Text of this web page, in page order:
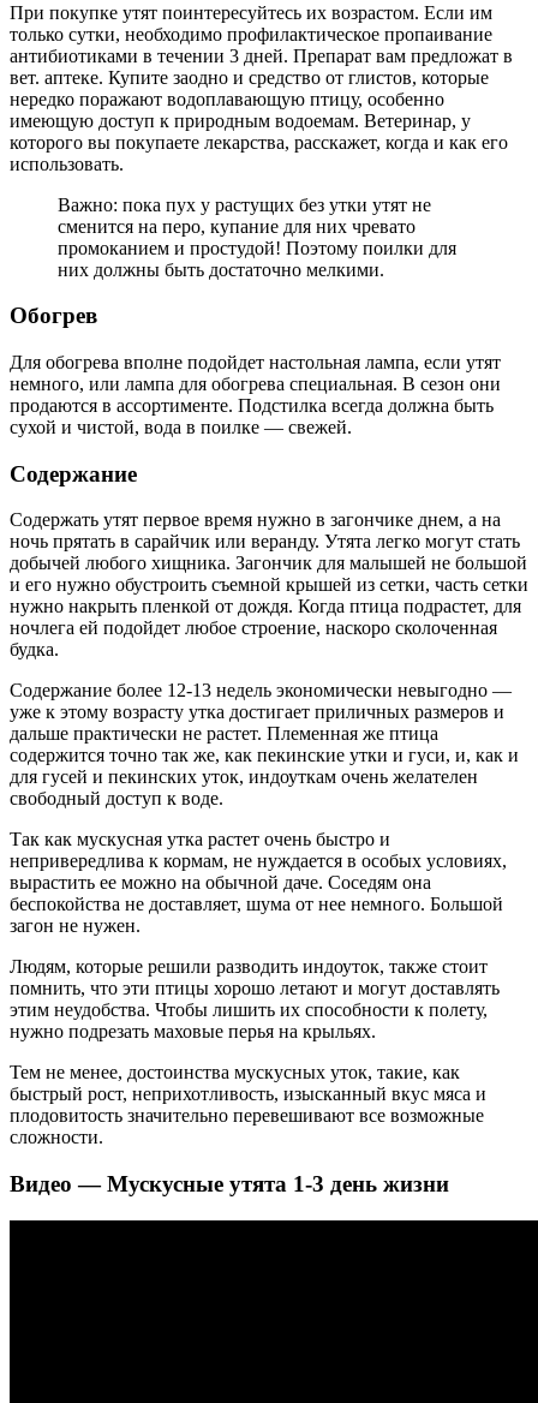
При покупке утят поинтересуйтесь их возрастом. Если им
только сутки, необходимо профилактическое пропаивание
антибиотиками в течении 3 дней. Препарат вам предложат в
вет. аптеке. Купите заодно и средство от глистов, которые
нередко поражают водоплавающую птицу, особенно
имеющую доступ к природным водоемам. Ветеринар, у
которого вы покупаете лекарства, расскажет, когда и как его
использовать.
Важно: пока пух у растущих без утки утят не
сменится на перо, купание для них чревато
промоканием и простудой! Поэтому поилки для
них должны быть достаточно мелкими.
Обогрев
Для обогрева вполне подойдет настольная лампа, если утят
немного, или лампа для обогрева специальная. В сезон они
продаются в ассортименте. Подстилка всегда должна быть
сухой и чистой, вода в поилке — свежей.
Содержание
Содержать утят первое время нужно в загончике днем, а на
ночь прятать в сарайчик или веранду. Утята легко могут стать
добычей любого хищника. Загончик для малышей не большой
и его нужно обустроить съемной крышей из сетки, часть сетки
нужно накрыть пленкой от дождя. Когда птица подрастет, для
ночлега ей подойдет любое строение, наскоро сколоченная
будка.
Содержание более 12-13 недель экономически невыгодно —
уже к этому возрасту утка достигает приличных размеров и
дальше практически не растет. Племенная же птица
содержится точно так же, как пекинские утки и гуси, и, как и
для гусей и пекинских уток, индоуткам очень желателен
свободный доступ к воде.
Так как мускусная утка растет очень быстро и
непривередлива к кормам, не нуждается в особых условиях,
вырастить ее можно на обычной даче. Соседям она
беспокойства не доставляет, шума от нее немного. Большой
загон не нужен.
Людям, которые решили разводить индоуток, также стоит
помнить, что эти птицы хорошо летают и могут доставлять
этим неудобства. Чтобы лишить их способности к полету,
нужно подрезать маховые перья на крыльях.
Тем не менее, достоинства мускусных уток, такие, как
быстрый рост, неприхотливость, изысканный вкус мяса и
плодовитость значительно перевешивают все возможные
сложности.
Видео — Мускусные утята 1-3 день жизни